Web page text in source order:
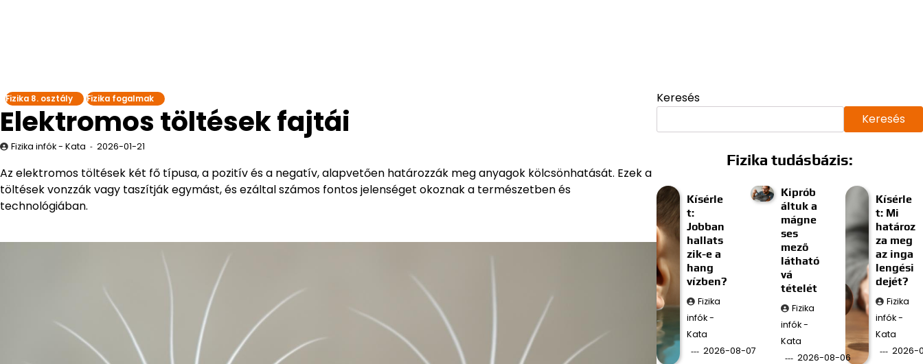
Fizika 8. osztály Fizika fogalmak
Elektromos töltések fajtái
Fizika infók - Kata 2026-01-21
Az elektromos töltések két fő típusa, a pozitív és a negatív, alapvetően határozzák meg anyagok kölcsönhatását. Ezek a
töltések vonzzák vagy taszítják egymást, és ezáltal számos fontos jelenséget okoznak a természetben és
technológiában.
Keresés
Keresés
Fizika tudásbázis:
Kísérle
t:
Jobban
hallats
zik-e a
hang
vízben?
Fizika
infók -
Kata
2026-08-07
Kiprób
áltuk a
mágne
ses
mező
látható
vá
tételét
Fizika
infók -
Kata
2026-08-06
Kísérle
t: Mi
határoz
za meg
az inga
lengési
dejét?
Fizika
infók -
Kata
2026-